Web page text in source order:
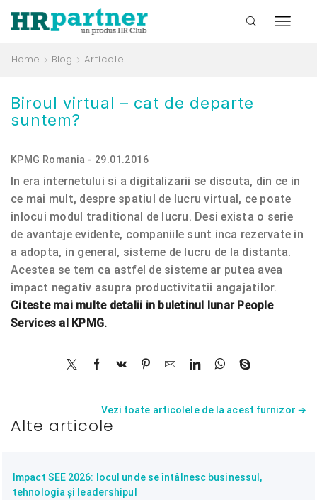
Home Blog Articole
Biroul virtual – cat de departe
suntem?
KPMG Romania - 29.01.2016
In era internetului si a digitalizarii se discuta, din ce in
ce mai mult, despre spatiul de lucru virtual, ce poate
inlocui modul traditional de lucru. Desi exista o serie
de avantaje evidente, companiile sunt inca rezervate in
a adopta, in general, sisteme de lucru de la distanta.
Acestea se tem ca astfel de sisteme ar putea avea
impact negativ asupra productivitatii angajatilor.
Citeste mai multe detalii in buletinul lunar People
Services al KPMG.
Vezi toate articolele de la acest furnizor ➔
Alte articole
Impact SEE 2026: locul unde se întâlnesc businessul,
tehnologia și leadershipul